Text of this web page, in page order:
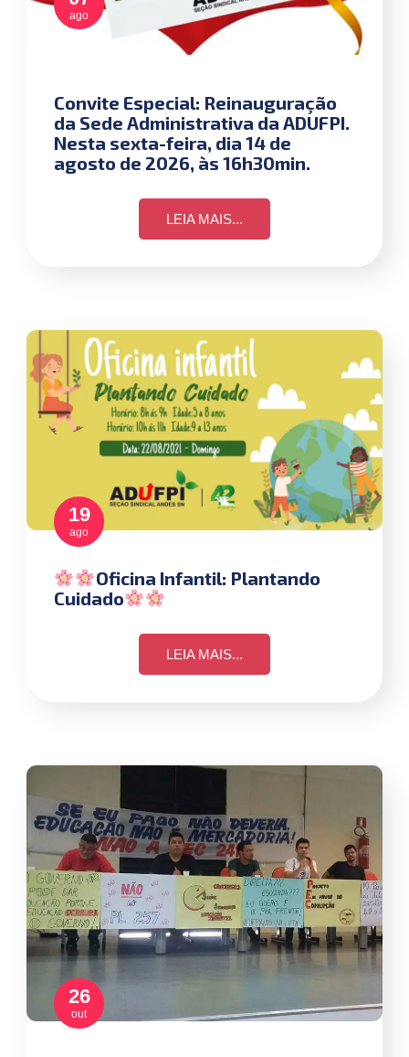
ago
Convite Especial: Reinauguração
da Sede Administrativa da ADUFPI.
Nesta sexta-feira, dia 14 de
agosto de 2026, às 16h30min.
LEIA MAIS...
19
ago
Oficina Infantil: Plantando
Cuidado
LEIA MAIS...
26
out